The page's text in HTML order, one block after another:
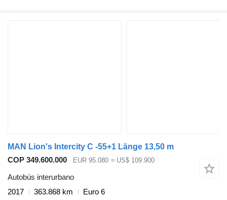
MAN Lion's Intercity C -55+1 Länge 13,50 m
COP 349.600.000
EUR 95.080 ≈ US$ 109.900
Autobús interurbano
2017
363.868 km
Euro 6